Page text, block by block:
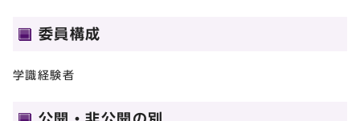
委員構成
学識経験者